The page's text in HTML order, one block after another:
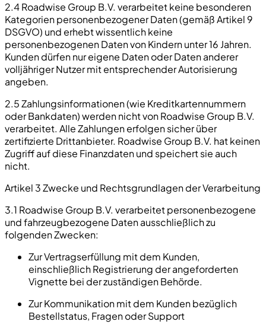
2.4 Roadwise Group B.V. verarbeitet keine besonderen
Kategorien personenbezogener Daten (gemäß Artikel 9
DSGVO) und erhebt wissentlich keine
personenbezogenen Daten von Kindern unter 16 Jahren.
Kunden dürfen nur eigene Daten oder Daten anderer
volljähriger Nutzer mit entsprechender Autorisierung
angeben.
2.5 Zahlungsinformationen (wie Kreditkartennummern
oder Bankdaten) werden nicht von Roadwise Group B.V.
verarbeitet. Alle Zahlungen erfolgen sicher über
zertifizierte Drittanbieter. Roadwise Group B.V. hat keinen
Zugriff auf diese Finanzdaten und speichert sie auch
nicht.
Artikel 3 Zwecke und Rechtsgrundlagen der Verarbeitung
3.1 Roadwise Group B.V. verarbeitet personenbezogene
und fahrzeugbezogene Daten ausschließlich zu
folgenden Zwecken:
Zur Vertragserfüllung mit dem Kunden,
einschließlich Registrierung der angeforderten
Vignette bei der zuständigen Behörde.
Zur Kommunikation mit dem Kunden bezüglich
Bestellstatus, Fragen oder Support